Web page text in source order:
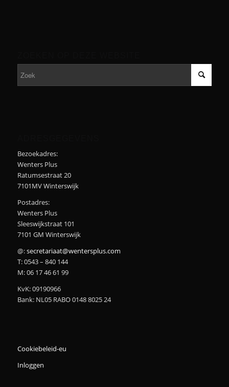
Bezoekadres:
Wenters Plus
Ratumsestraat 20
7101MV Winterswijk
Postadres:
Wenters Plus
Sleeswijkstraat 101
7101 GM Winterswijk
@:secretariaat@wentersplus.com
T: 0543 – 840 144
M: 06 17 46 61 99
KvK: 09190966
Bank: NL05 RABO 0148 8025 24
Cookiebeleid-eu
Inloggen